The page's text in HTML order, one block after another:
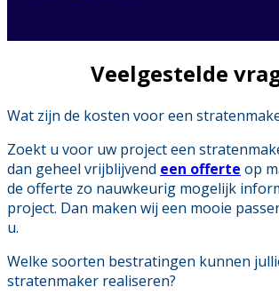
Veelgestelde
Wat zijn de kosten voor een
Zoekt u voor uw project een
dan geheel vrijblijvend een offerte op
de offerte zo nauwkeurig mogelijk
project. Dan maken wij een mooie
u.
Welke soorten bestratingen kunnen
stratenmaker realiseren?